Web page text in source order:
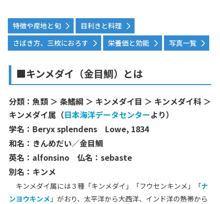
特徴や産地と旬
目利きと料理
さばき方、三枚におろす
栄養価と効能 写真一覧
■キンメダイ（金目鯛）とは
分類：魚類 ＞ 条鰭綱 ＞ キンメダイ目 ＞ キンメダイ科 ＞
キンメダイ属（日本海洋データセンターより）
学名： Beryx splendens Lowe, 1834
和名：きんめだい／金目鯛
英名：alfonsino 仏名：sebaste
別名：キンメ
キンメダイ属には３種「キンメダイ」「フウセンキンメ」「ナ
ンヨウキンメ 」がおり、太平洋から大西洋、インド洋の熱帯から